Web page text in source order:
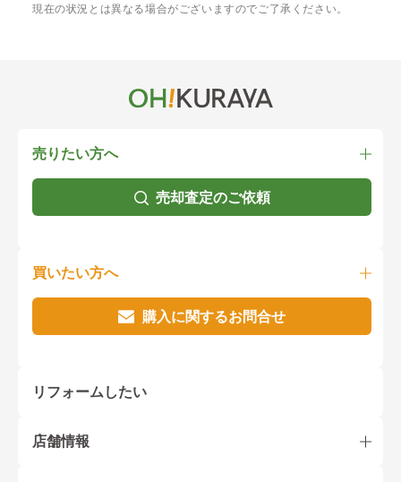
現在の状況とは異なる場合がございますのでご了承ください。
売りたい方へ
売却査定のご依頼
買いたい方へ
購入に関するお問合せ
リフォームしたい
店舗情報